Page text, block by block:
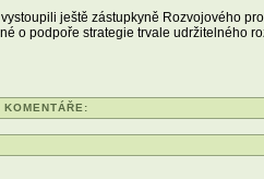
ještě zástupkyně Rozvojového
o podpoře strategie trvale udržitelného